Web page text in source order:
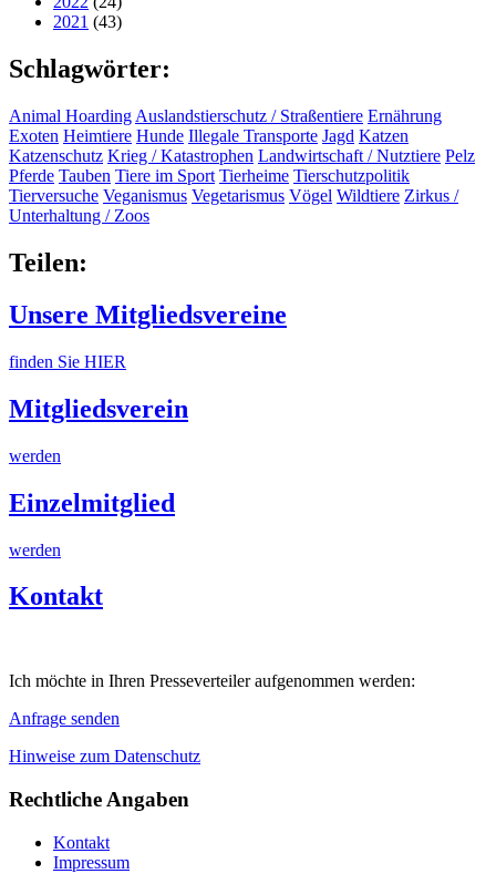
2021 (43)
Schlagwörter:
Animal Hoarding Auslandstierschutz / Straßentiere Ernährung
Exoten Heimtiere Hunde Illegale Transporte Jagd Katzen
Katzenschutz Krieg / Katastrophen Landwirtschaft / Nutztiere Pelz
Pferde Tauben Tiere im Sport Tierheime Tierschutzpolitik
Tierversuche Veganismus Vegetarismus Vögel Wildtiere Zirkus /
Unterhaltung / Zoos
Teilen:
Unsere Mitgliedsvereine
finden Sie HIER
Mitgliedsverein
werden
Einzelmitglied
werden
Kontakt
Ich möchte in Ihren Presseverteiler aufgenommen werden:
Anfrage senden
Hinweise zum Datenschutz
Rechtliche Angaben
Kontakt
Impressum